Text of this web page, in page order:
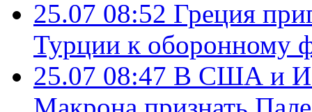
25.07 08:52 Греция
Турции к оборонному
25.07 08:47 В США и